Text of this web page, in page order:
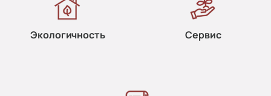
Экологичность Сервис